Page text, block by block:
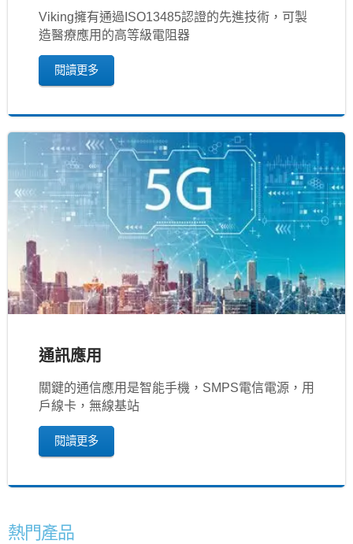
Viking擁有通過ISO13485認證的先進技術，可製
造醫療應用的高等級電阻器
閱讀更多
通訊應用
關鍵的通信應用是智能手機，SMPS電信電源，用
戶線卡，無線基站
閱讀更多
熱門產品